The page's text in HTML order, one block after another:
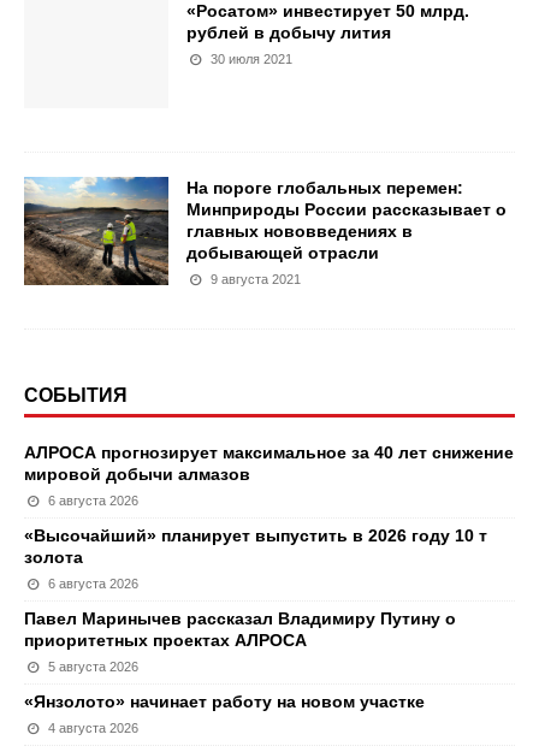
«Росатом» инвестирует 50 млрд.
рублей в добычу лития
30 июля 2021
На пороге глобальных перемен:
Минприроды России рассказывает о
главных нововведениях в
добывающей отрасли
9 августа 2021
СОБЫТИЯ
АЛРОСА прогнозирует максимальное за 40 лет снижение
мировой добычи алмазов
6 августа 2026
«Высочайший» планирует выпустить в 2026 году 10 т
золота
6 августа 2026
Павел Маринычев рассказал Владимиру Путину о
приоритетных проектах АЛРОСА
5 августа 2026
«Янзолото» начинает работу на новом участке
4 августа 2026